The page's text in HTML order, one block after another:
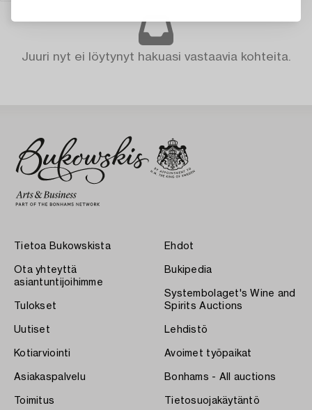
Juuri nyt ei löytynyt hakuasi vastaavia kohteita.
Tietoa Bukowskista
Ota yhteyttä
asiantuntijoihimme
Tulokset
Uutiset
Kotiarviointi
Asiakaspalvelu
Toimitus
Ehdot
Bukipedia
Systembolaget's Wine and
Spirits Auctions
Lehdistö
Avoimet työpaikat
Bonhams - All auctions
Tietosuojakäytäntö